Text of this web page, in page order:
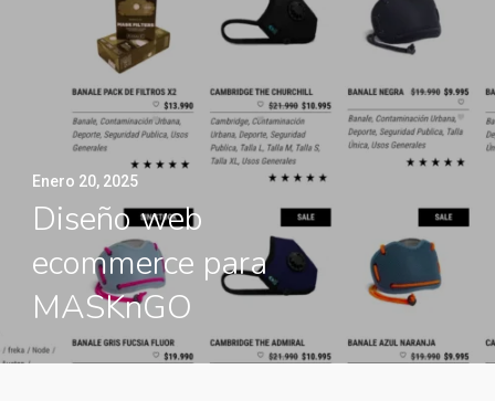
Enero 20, 2025
Diseño web
ecommerce para
MASKnGO